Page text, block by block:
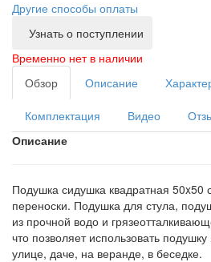
Другие способы оплаты
Узнать о поступлении
Временно нет в наличии
Обзор
Описание
Комплектация Видео
Описание
Подушка сидушка квадратная 50x50
переноски. Подушка для стула,
из прочной водо и
что позволяет использовать
улице, даче, на веранде, в беседке.